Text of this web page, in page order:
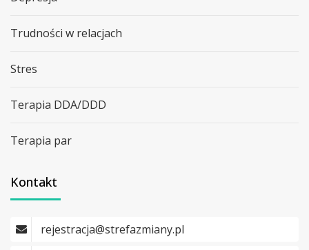
Trudności w relacjach
Stres
Terapia DDA/DDD
Terapia par
Kontakt
rejestracja@strefazmiany.pl